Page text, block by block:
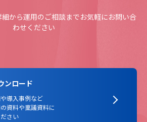
から運用のご相談までお気軽にお問い合
わせください
ンロード
導入事例など
資料や稟議資料に
さい